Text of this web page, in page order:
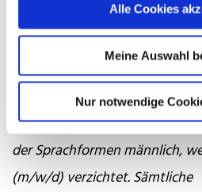
Alle Cookies
Meine Auswahl
Nur notwendige
Wir freuen uns auf Ihre
* Aus Gründen der besseren
nachfolgenden Text auf die
der Sprachformen männlich,
(m/w/d) verzichtet. Sämtliche